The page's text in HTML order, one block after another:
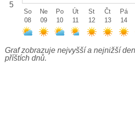
5
So
08
Ne
09
Po
10
Út
11
St
12
Čt
13
Pá
14
Graf zobrazuje nejvyšší a nejnižší
příštích dnů.